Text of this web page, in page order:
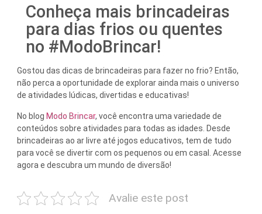
Conheça mais brincadeiras
para dias frios ou quentes
no #ModoBrincar!
Gostou das dicas de brincadeiras para fazer no frio? Então,
não perca a oportunidade de explorar ainda mais o universo
de atividades lúdicas, divertidas e educativas!
No blog Modo Brincar, você encontra uma variedade de
conteúdos sobre atividades para todas as idades. Desde
brincadeiras ao ar livre até jogos educativos, tem de tudo
para você se divertir com os pequenos ou em casal. Acesse
agora e descubra um mundo de diversão!
Avalie este post